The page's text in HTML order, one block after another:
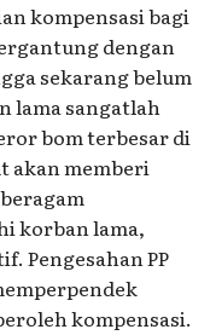
kompensasi bagi
dengan
sekarang belum
lama sangatlah
bom terbesar di
akan memberi
korban lama,
Pengesahan PP
kompensasi.